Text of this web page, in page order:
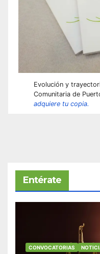
Evolución y
Comunitaria de
adquiere tu copia.
Entérate
CONVOCATORIAS